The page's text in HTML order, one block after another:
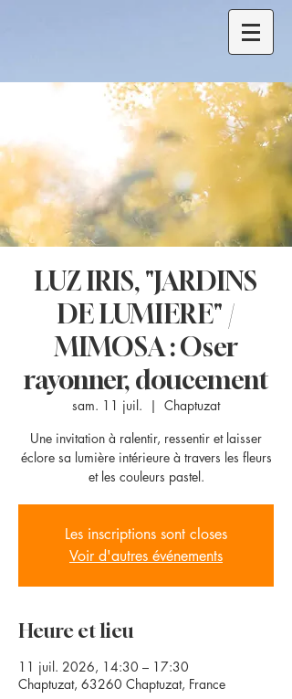
LUZ IRIS, "JARDINS
DE LUMIERE" /
MIMOSA : Oser
rayonner, doucement
sam. 11 juil.
  |
Chaptuzat
Une invitation à ralentir, ressentir et laisser
éclore sa lumière intérieure à travers les fleurs
et les couleurs pastel.
Les inscriptions sont closes
Voir d'autres événements
Heure et lieu
11 juil. 2026, 14:30 – 17:30
Chaptuzat, 63260 Chaptuzat, France